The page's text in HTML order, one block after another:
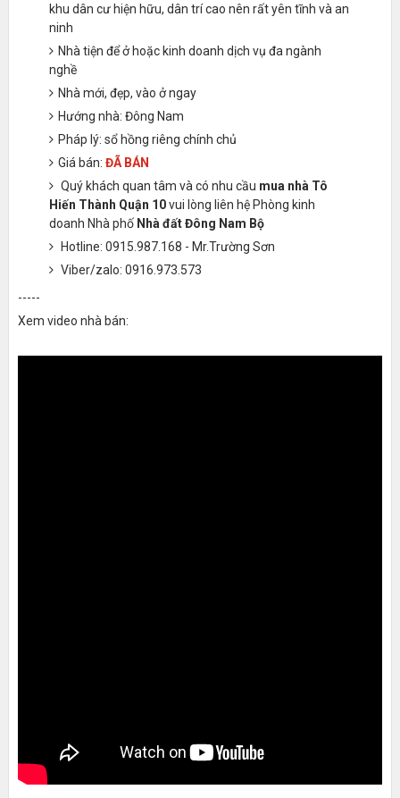
khu dân cư hiện hữu, dân trí cao nên rất yên tĩnh và an
ninh
Nhà tiện để ở hoặc kinh doanh dịch vụ đa ngành
nghề
Nhà mới, đẹp, vào ở ngay
Hướng nhà: Đông Nam
Pháp lý: sổ hồng riêng chính chủ
Giá bán: ĐÃ BÁN
Quý khách quan tâm và có nhu cầu mua nhà Tô
Hiến Thành Quận 10vui lòng liên hệ Phòng kinh
doanh Nhà phố Nhà đất Đông Nam Bộ
Hotline: 0915.987.168 - Mr.Trường Sơn
Viber/zalo: 0916.973.573
-----
Xem video nhà bán: